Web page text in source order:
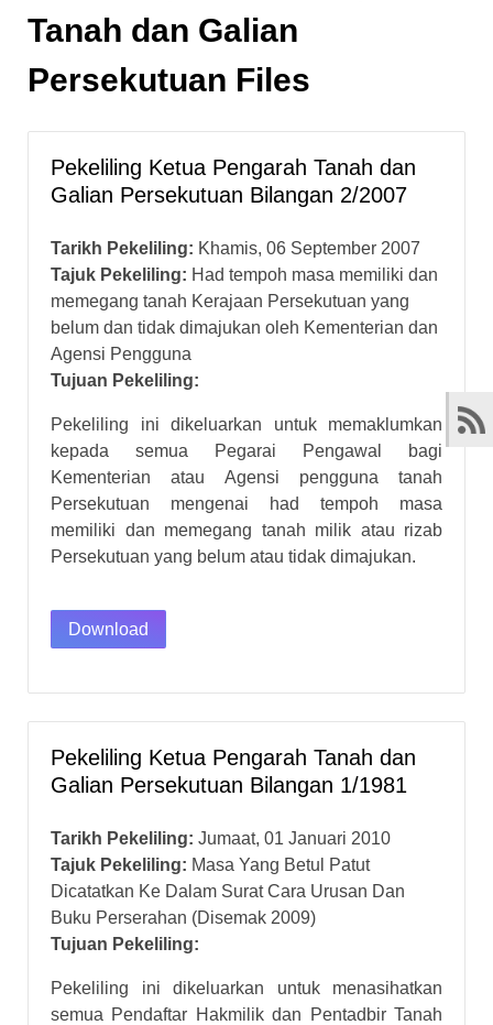
Tanah dan Galian
Persekutuan Files
Pekeliling Ketua Pengarah Tanah dan
Galian Persekutuan Bilangan 2/2007
Tarikh Pekeliling: Khamis, 06 September 2007
Tajuk Pekeliling: Had tempoh masa memiliki dan
memegang tanah Kerajaan Persekutuan yang
belum dan tidak dimajukan oleh Kementerian dan
Agensi Pengguna
Tujuan Pekeliling:
Pekeliling ini dikeluarkan untuk memaklumkan
kepada semua Pegarai Pengawal bagi
Kementerian atau Agensi pengguna tanah
Persekutuan mengenai had tempoh masa
memiliki dan memegang tanah milik atau rizab
Persekutuan yang belum atau tidak dimajukan.
Download
Pekeliling Ketua Pengarah Tanah dan
Galian Persekutuan Bilangan 1/1981
Tarikh Pekeliling: Jumaat, 01 Januari 2010
Tajuk Pekeliling: Masa Yang Betul Patut
Dicatatkan Ke Dalam Surat Cara Urusan Dan
Buku Perserahan (Disemak 2009)
Tujuan Pekeliling:
Pekeliling ini dikeluarkan untuk menasihatkan
semua Pendaftar Hakmilik dan Pentadbir Tanah